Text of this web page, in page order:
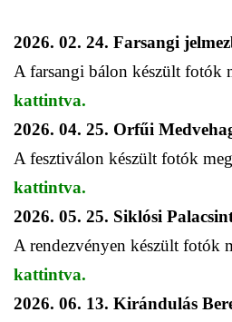
2026. 02. 24. Farsangi
A farsangi bálon készült fotók
kattintva.
2026. 04. 25. Orfűi
A fesztiválon készült fotók
kattintva.
2026. 05. 25. Siklósi
A rendezvényen készült fotók
kattintva.
2026. 06. 13. Kirándulás